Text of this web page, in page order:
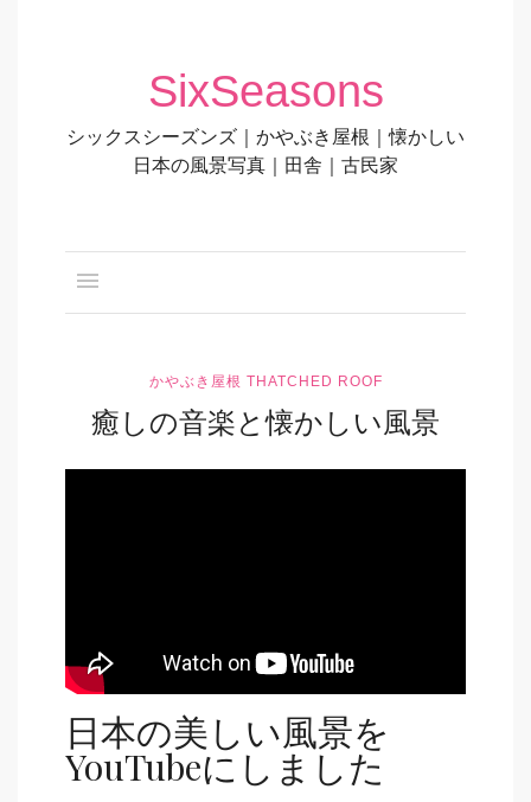
SixSeasons
シックスシーズンズ｜かやぶき屋根｜懐かしい
日本の風景写真｜田舎｜古民家
かやぶき屋根 THATCHED ROOF
癒しの音楽と懐かしい風景
日本の美しい風景を
YouTubeにしました